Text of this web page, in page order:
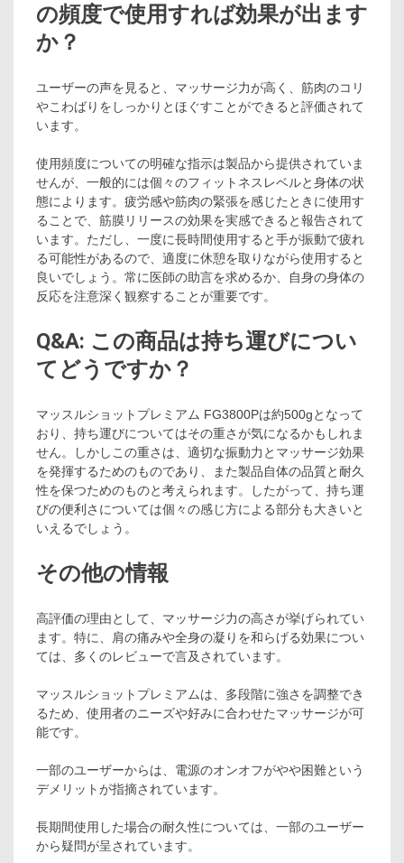
の頻度で使用すれば効果が出ます
か？
ユーザーの声を見ると、マッサージ力が高く、筋肉のコリ
やこわばりをしっかりとほぐすことができると評価されて
います。
使用頻度についての明確な指示は製品から提供されていま
せんが、一般的には個々のフィットネスレベルと身体の状
態によります。疲労感や筋肉の緊張を感じたときに使用す
ることで、筋膜リリースの効果を実感できると報告されて
います。ただし、一度に長時間使用すると手が振動で疲れ
る可能性があるので、適度に休憩を取りながら使用すると
良いでしょう。常に医師の助言を求めるか、自身の身体の
反応を注意深く観察することが重要です。
Q&A: この商品は持ち運びについ
てどうですか？
マッスルショットプレミアム FG3800Pは約500gとなって
おり、持ち運びについてはその重さが気になるかもしれま
せん。しかしこの重さは、適切な振動力とマッサージ効果
を発揮するためのものであり、また製品自体の品質と耐久
性を保つためのものと考えられます。したがって、持ち運
びの便利さについては個々の感じ方による部分も大きいと
いえるでしょう。
その他の情報
高評価の理由として、マッサージ力の高さが挙げられてい
ます。特に、肩の痛みや全身の凝りを和らげる効果につい
ては、多くのレビューで言及されています。
マッスルショットプレミアムは、多段階に強さを調整でき
るため、使用者のニーズや好みに合わせたマッサージが可
能です。
一部のユーザーからは、電源のオンオフがやや困難という
デメリットが指摘されています。
長期間使用した場合の耐久性については、一部のユーザー
から疑問が呈されています。